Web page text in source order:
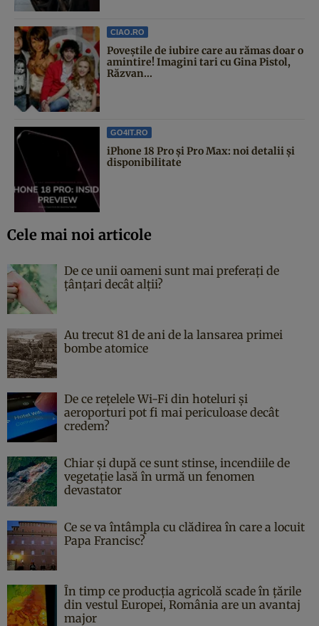
CIAO.RO
Poveştile de iubire care au rămas doar o
amintire! Imagini tari cu Gina Pistol,
Răzvan...
GO4IT.RO
iPhone 18 Pro și Pro Max: noi detalii și
disponibilitate
Cele mai noi articole
De ce unii oameni sunt mai preferați de
țânțari decât alții?
Au trecut 81 de ani de la lansarea primei
bombe atomice
De ce rețelele Wi-Fi din hoteluri și
aeroporturi pot fi mai periculoase decât
credem?
Chiar și după ce sunt stinse, incendiile de
vegetație lasă în urmă un fenomen
devastator
Ce se va întâmpla cu clădirea în care a locuit
Papa Francisc?
În timp ce producția agricolă scade în țările
din vestul Europei, România are un avantaj
major